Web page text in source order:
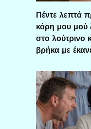
Πέντε λεπτά
κόρη μου μού
στο λούτρινο
βρήκα με